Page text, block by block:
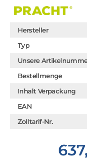
Hersteller
Typ
Unsere
Bestellmenge
Inhalt Verpackung
EAN
Zolltarif-Nr.